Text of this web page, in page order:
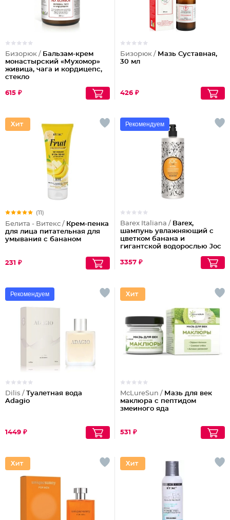
Бизорюк / Бальзам-крем
монастырский «Мухомор»
живица, чага и кордицепс,
стекло
615 ₽
Бизорюк / Мазь Суставная,
30 мл
426 ₽
(11)
Белита - Витекс / Крем-пенка
для лица питательная для
умывания с бананом
231 ₽
Рекомендуем
Barex Italiana / Barex,
шампунь увлажняющий с
цветком банана и
гигантской водорослью Joc
3357 ₽
Рекомендуем
Dilis / Туалетная вода
Adagio
1449 ₽
McLureSun / Мазь для век
маклюра с пептидом
змеиного яда
531 ₽